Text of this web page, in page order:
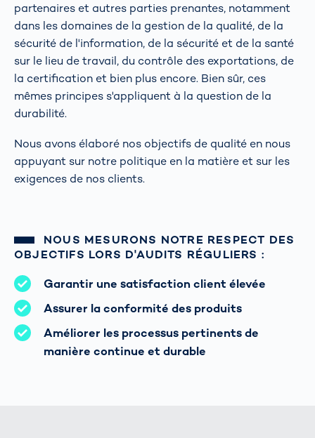
partenaires et autres parties prenantes, notamment
dans les domaines de la gestion de la qualité, de la
sécurité de l'information, de la sécurité et de la santé
sur le lieu de travail, du contrôle des exportations, de
la certification et bien plus encore. Bien sûr, ces
mêmes principes s'appliquent à la question de la
durabilité.
Nous avons élaboré nos objectifs de qualité en nous
appuyant sur notre politique en la matière et sur les
exigences de nos clients.
NOUS MESURONS NOTRE RESPECT DES
OBJECTIFS LORS D'AUDITS RÉGULIERS :
Garantir une satisfaction client élevée
Assurer la conformité des produits
Améliorer les processus pertinents de
manière continue et durable